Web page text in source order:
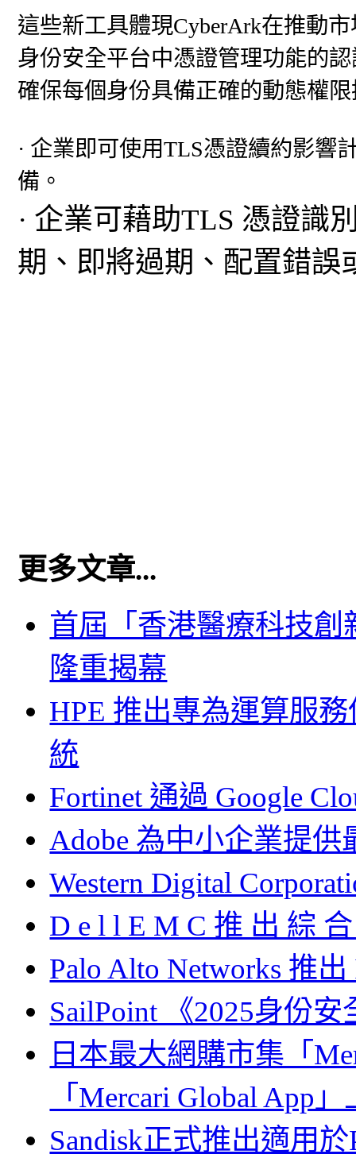
這些新工具體現CyberArk在推動
身份安全平台中憑證管理功能的
確保每個身份具備正確的動態權
· 企業即可使用TLS憑證續約影響
備。
· 企業可藉助TLS 憑證識
期、即將過期、配置錯誤
更多文章...
首屆「香港醫療科技
隆重揭幕
HPE 推出專為運算服
統
Fortinet 通過 Google
Adobe 為中小企業提
Western Digital
D e l l E M C 推 出 綜
Palo Alto Networks 推出
SailPoint 《2025身份安
日本最大網購市集「
「Mercari Global App
Sandisk正式推出適用